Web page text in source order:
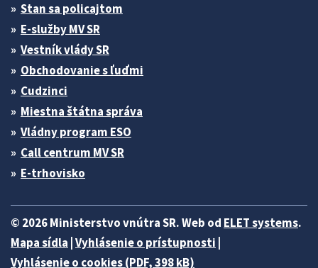
Stan sa policajtom
E-služby MV SR
Vestník vlády SR
Obchodovanie s ľuďmi
Cudzinci
Miestna štátna správa
Vládny program ESO
Call centrum MV SR
E-trhovisko
© 2026 Ministerstvo vnútra SR. Web od ELET systems.
Mapa sídla Vyhlásenie o prístupnosti
Vyhlásenie o cookies (PDF, 398 kB)